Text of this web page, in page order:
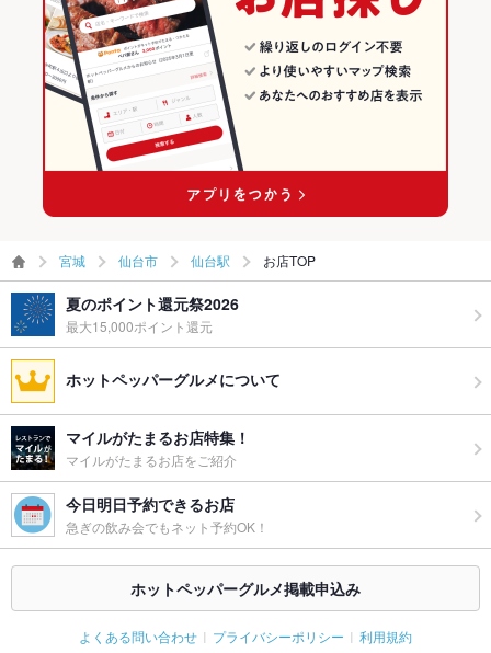
ウェディン
グパーティ
ー二次会
ご相談ください。
お祝い・サ
可
－
宮城 仙台市 仙台駅 お店TOP
夏のポイント還元祭2026
最大15,000ポイント還元
ホットペッパーグルメについて
マイルがたまるお店特集！
マイルがたまるお店をご紹介
今日明日予約できるお店
急ぎの飲み会でもネット予約OK！
ホットペッパーグルメ掲載申込み
よくある問い合わせ プライバシーポリシー 利用規約